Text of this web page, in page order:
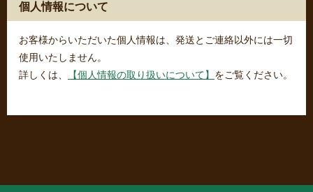
個人情報について
お客様からいただいた個人情報は、発送とご連絡以外には一切
使用いたしません。
詳しくは、
【個人情報の取り扱いについて】 をご覧ください。